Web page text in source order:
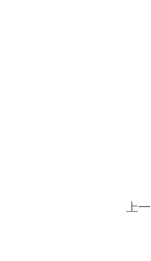
上